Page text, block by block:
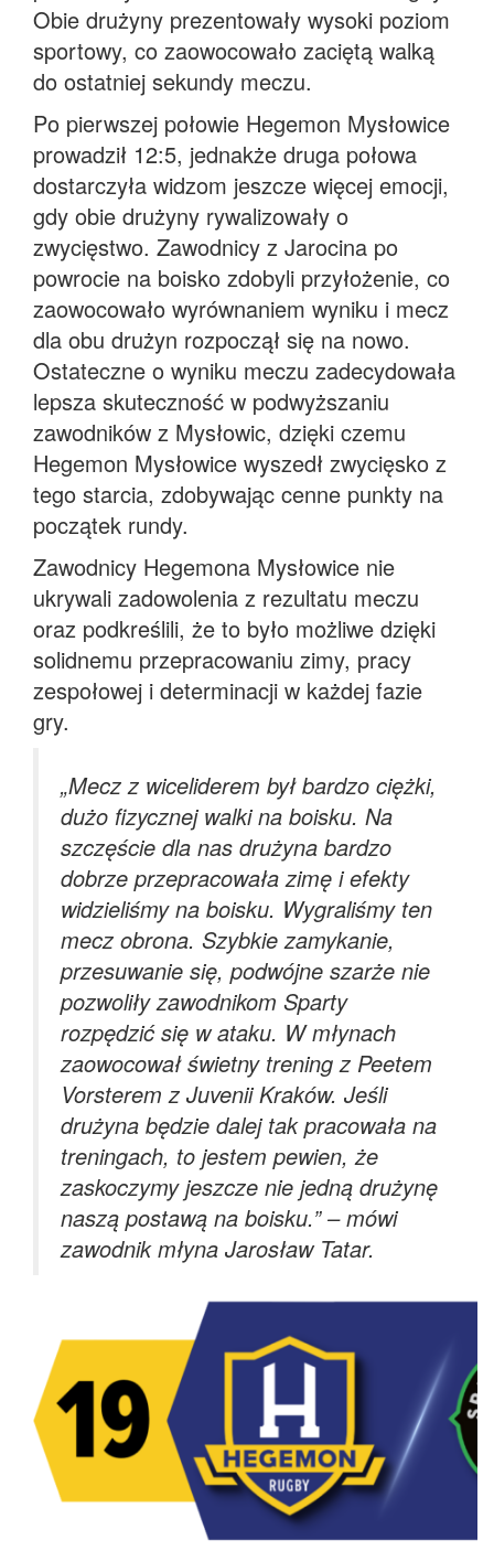
Obie drużyny prezentowały wysoki poziom
sportowy, co zaowocowało zaciętą walką
do ostatniej sekundy meczu.
Po pierwszej połowie Hegemon Mysłowice
prowadził 12:5, jednakże druga połowa
dostarczyła widzom jeszcze więcej emocji,
gdy obie drużyny rywalizowały o
zwycięstwo. Zawodnicy z Jarocina po
powrocie na boisko zdobyli przyłożenie, co
zaowocowało wyrównaniem wyniku i mecz
dla obu drużyn rozpoczął się na nowo.
Ostateczne o wyniku meczu zadecydowała
lepsza skuteczność w podwyższaniu
zawodników z Mysłowic, dzięki czemu
Hegemon Mysłowice wyszedł zwycięsko z
tego starcia, zdobywając cenne punkty na
początek rundy.
Zawodnicy Hegemona Mysłowice nie
ukrywali zadowolenia z rezultatu meczu
oraz podkreślili, że to było możliwe dzięki
solidnemu przepracowaniu zimy, pracy
zespołowej i determinacji w każdej fazie
gry.
„Mecz z wiceliderem był bardzo ciężki,
dużo fizycznej walki na boisku. Na
szczęście dla nas drużyna bardzo
dobrze przepracowała zimę i efekty
widzieliśmy na boisku. Wygraliśmy ten
mecz obrona. Szybkie zamykanie,
przesuwanie się, podwójne szarże nie
pozwoliły zawodnikom Sparty
rozpędzić się w ataku. W młynach
zaowocował świetny trening z Peetem
Vorsterem z Juvenii Kraków. Jeśli
drużyna będzie dalej tak pracowała na
treningach, to jestem pewien, że
zaskoczymy jeszcze nie jedną drużynę
naszą postawą na boisku.” – mówi
zawodnik młyna Jarosław Tatar.